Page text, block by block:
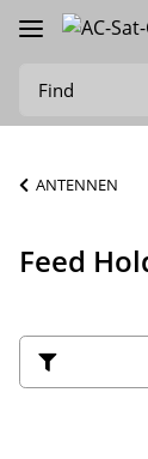
ANTENNEN
Feed